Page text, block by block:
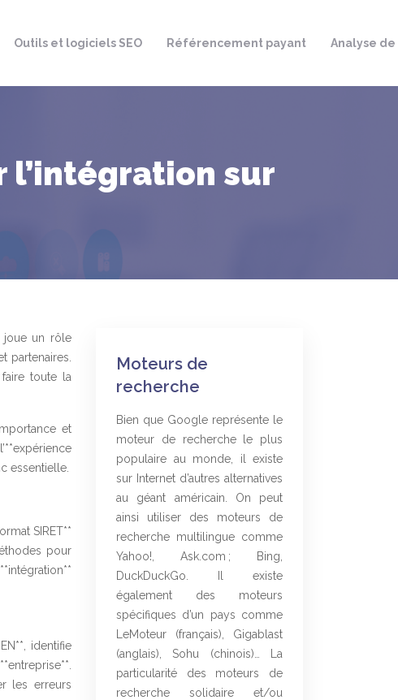
Outils et logiciels SEO Référencement payant Analyse
l’intégration sur
joue un rôle
partenaires.
toute la
et
essentielle.
SIRET**
pour
identifie
les erreurs
Moteurs de
recherche
Bien que Google représente le
moteur de recherche le plus
populaire au monde, il existe
sur Internet d’autres alternatives
au géant américain. On peut
ainsi utiliser des moteurs de
recherche multilingue comme
Yahoo!, Ask.com ; Bing,
DuckDuckGo. Il existe
également des moteurs
spécifiques d’un pays comme
LeMoteur (français), Gigablast
(anglais), Sohu (chinois)… La
particularité des moteurs de
recherche solidaire et/ou